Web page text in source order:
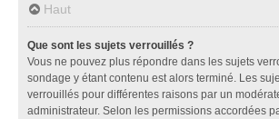
Haut
Que sont les sujets verrouillés ?
Vous ne pouvez plus répondre dans les sujets
sondage y étant contenu est alors terminé. Les
verrouillés pour différentes raisons par un
administrateur. Selon les permissions accordées